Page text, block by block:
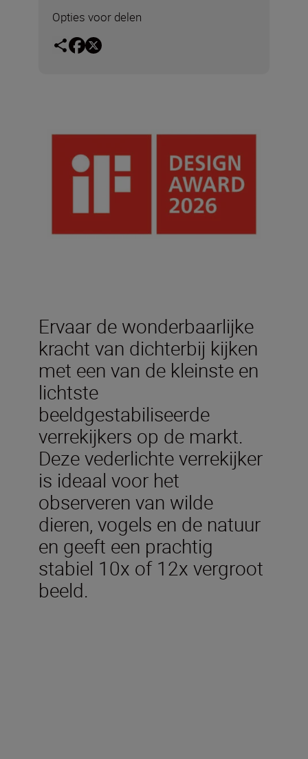
Opties voor delen
Ervaar de wonderbaarlijke
kracht van dichterbij kijken
met een van de kleinste en
lichtste
beeldgestabiliseerde
verrekijkers op de markt.
Deze vederlichte verrekijker
is ideaal voor het
observeren van wilde
dieren, vogels en de natuur
en geeft een prachtig
stabiel 10x of 12x vergroot
beeld.